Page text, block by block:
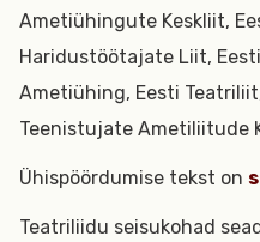
Ametiühingute Keskliit,
Haridustöötajate Liit,
Ametiühing, Eesti
Teenistujate Ametiliitude
Ühispöördumise tekst on
Teatriliidu seisukohad